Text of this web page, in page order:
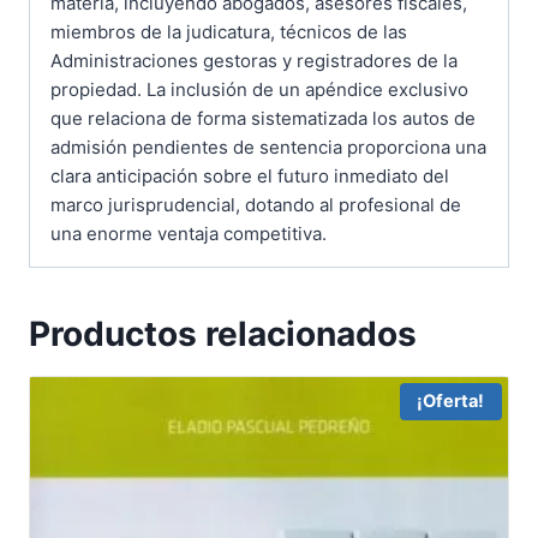
miembros de la judicatura, técnicos de las
Administraciones gestoras y registradores de la
propiedad. La inclusión de un apéndice exclusivo
que relaciona de forma sistematizada los autos de
admisión pendientes de sentencia proporciona una
clara anticipación sobre el futuro inmediato del
marco jurisprudencial, dotando al profesional de
una enorme ventaja competitiva.
Productos relacionados
¡Oferta!